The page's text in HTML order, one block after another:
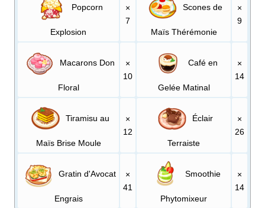
Popcorn
Explosion
×
7
Scones de
Maïs Thérémonie
×
9
Macarons Don
Floral
×
10
Café en
Gelée Matinal
×
14
Tiramisu au
Maïs Brise Moule
×
12
Éclair
Terraiste
×
26
Gratin d'Avocat
Engrais
×
41
Smoothie
Phytomixeur
×
14